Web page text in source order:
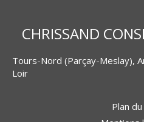
CHRISSAND
Tours-Nord (Parçay-Meslay),
Loir
Plan